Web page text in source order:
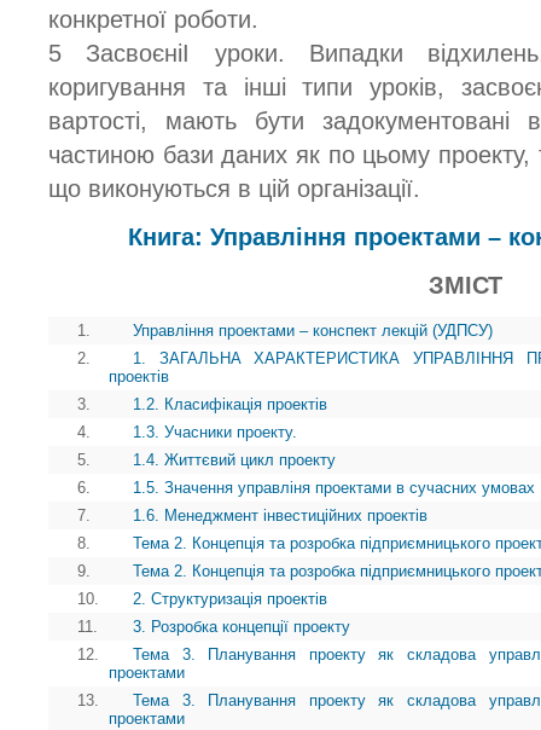
конкретної роботи.
5 ЗасвоєніІ уроки. Випадки
коригування та інші типи уроків,
вартості, мають бути
частиною бази даних як по цьому проекту,
що виконуються в цій організації.
Книга: Управління проектами –
ЗМІСТ
1.
Управління проектами – конспект лекцій (УДПСУ)
2.
1. ЗАГАЛЬНА ХАРАКТЕРИСТИКА УПРАВЛІННЯ
проектів
3.
1.2. Класифікація проектів
4.
1.3. Учасники проекту.
5.
1.4. Життєвий цикл проекту
6.
1.5. Значення управліня проектами в сучасних умовах
7.
1.6. Менеджмент інвестиційних проектів
8.
Тема 2. Концепція та розробка підприємницького
9.
Тема 2. Концепція та розробка підприємницького
10.
2. Структуризація проектів
11.
3. Розробка концепції проекту
12.
Тема 3. Планування проекту як складова
проектами
13.
Тема 3. Планування проекту як складова
проектами